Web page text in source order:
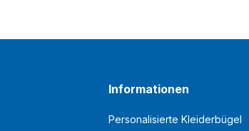
Informationen
Personalisierte Kleiderbügel